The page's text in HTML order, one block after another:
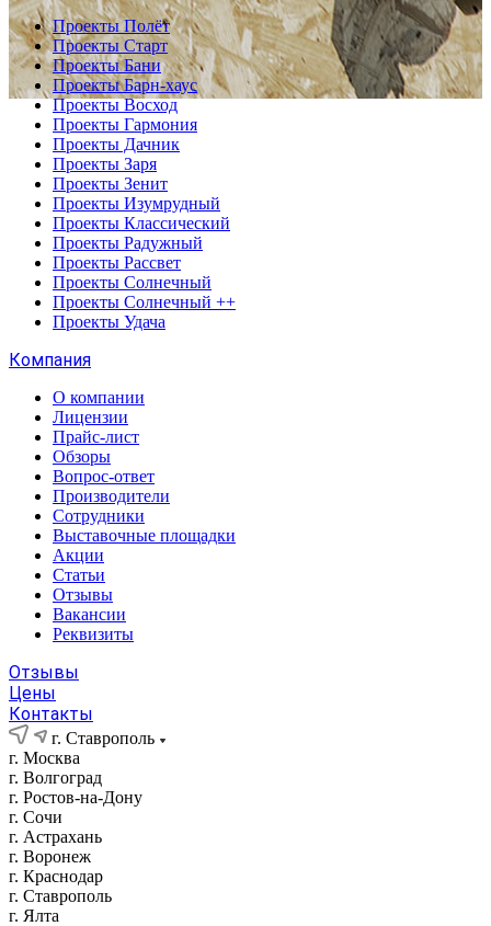
Проекты Полёт
Проекты Старт
Проекты Бани
Проекты Барн-хаус
Проекты Восход
Проекты Гармония
Проекты Дачник
Проекты Заря
Проекты Зенит
Проекты Изумрудный
Проекты Классический
Проекты Радужный
Проекты Рассвет
Проекты Солнечный
Проекты Солнечный ++
Проекты Удача
Компания
О компании
Лицензии
Прайс-лист
Обзоры
Вопрос-ответ
Производители
Сотрудники
Выставочные площадки
Акции
Статьи
Отзывы
Вакансии
Реквизиты
Отзывы
Цены
Контакты
г. Ставрополь
г. Москва
г. Волгоград
г. Ростов-на-Дону
г. Сочи
г. Астрахань
г. Воронеж
г. Краснодар
г. Ставрополь
г. Ялта